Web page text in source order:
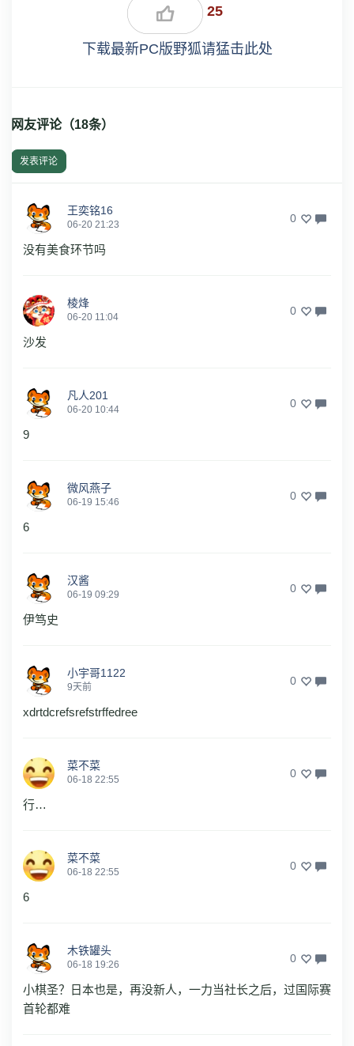
25
下载最新PC版野狐请猛击此处
网友评论（18条）
发表评论
王奕铭16
06-20 21:23 0
没有美食环节吗
棱烽
06-20 11:04 0
沙发
凡人201
06-20 10:44 0
9
微风燕子
06-19 15:46 0
6
汉酱
06-19 09:29 0
伊笃史
小宇哥1122
9天前 0
xdrtdcrefsrefstrffedree
菜不菜
06-18 22:55 0
行…
菜不菜
06-18 22:55 0
6
木铁罐头
06-18 19:26 0
小棋圣？日本也是，再没新人，一力当社长之后，过国际赛
首轮都难